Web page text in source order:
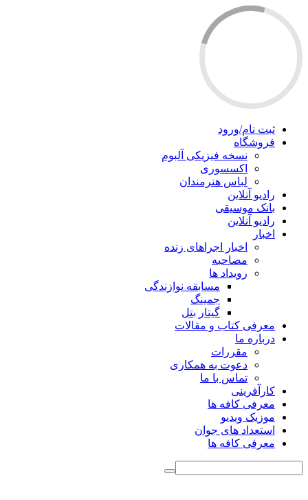
ثبت نام/ورود
فروشگاه
نسخه فیزیکی آلبوم
اکسسوری
لباس هنرمندان
رادیو آنلاین
بانک موسیقی
رادیو آنلاین
اخبار
اخبار اجراهای زنده
مصاحبه
رویداد ها
مسابقه نوازندگی
جمینگ
گیتار بتل
معرفی کتاب و مقالات
درباره ما
مقررات
دعوت به همکاری
تماس با ما
کارآفرینی
معرفی کافه ها
موزیک ویدیو
استعداد های جوان
معرفی کافه ها